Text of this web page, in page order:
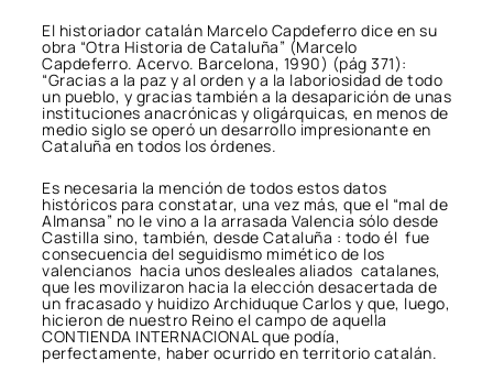
El historiador catalán Marcelo Capdeferro dice en su
obra “Otra Historia de Cataluña” (Marcelo
Capdeferro. Acervo. Barcelona, 1990) (pág 371):
“Gracias a la paz y al orden y a la laboriosidad de todo
un pueblo, y gracias también a la desaparición de unas
instituciones anacrónicas y oligárquicas, en menos de
medio siglo se operó un desarrollo impresionante en
Cataluña en todos los órdenes.
Es necesaria la mención de todos estos datos
históricos para constatar, una vez más, que el “mal de
Almansa” no le vino a la arrasada Valencia sólo desde
Castilla sino, también, desde Cataluña : todo él fue
consecuencia del seguidismo mimético de los
valencianos hacia unos desleales aliados catalanes,
que les movilizaron hacia la elección desacertada de
un fracasado y huidizo Archiduque Carlos y que, luego,
hicieron de nuestro Reino el campo de aquella
CONTIENDA INTERNACIONAL que podía,
perfectamente, haber ocurrido en territorio catalán.